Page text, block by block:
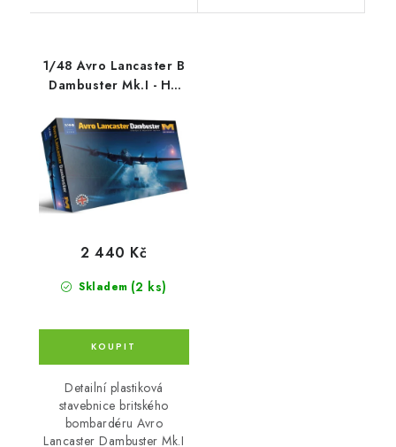
1/48 Avro Lancaster B
Dambuster Mk.I - HK
Skladem (2 ks)
2 440 Kč
Detailní plastiková
stavebnice britského
bombardéru Avro
Lancaster Dambuster Mk.I